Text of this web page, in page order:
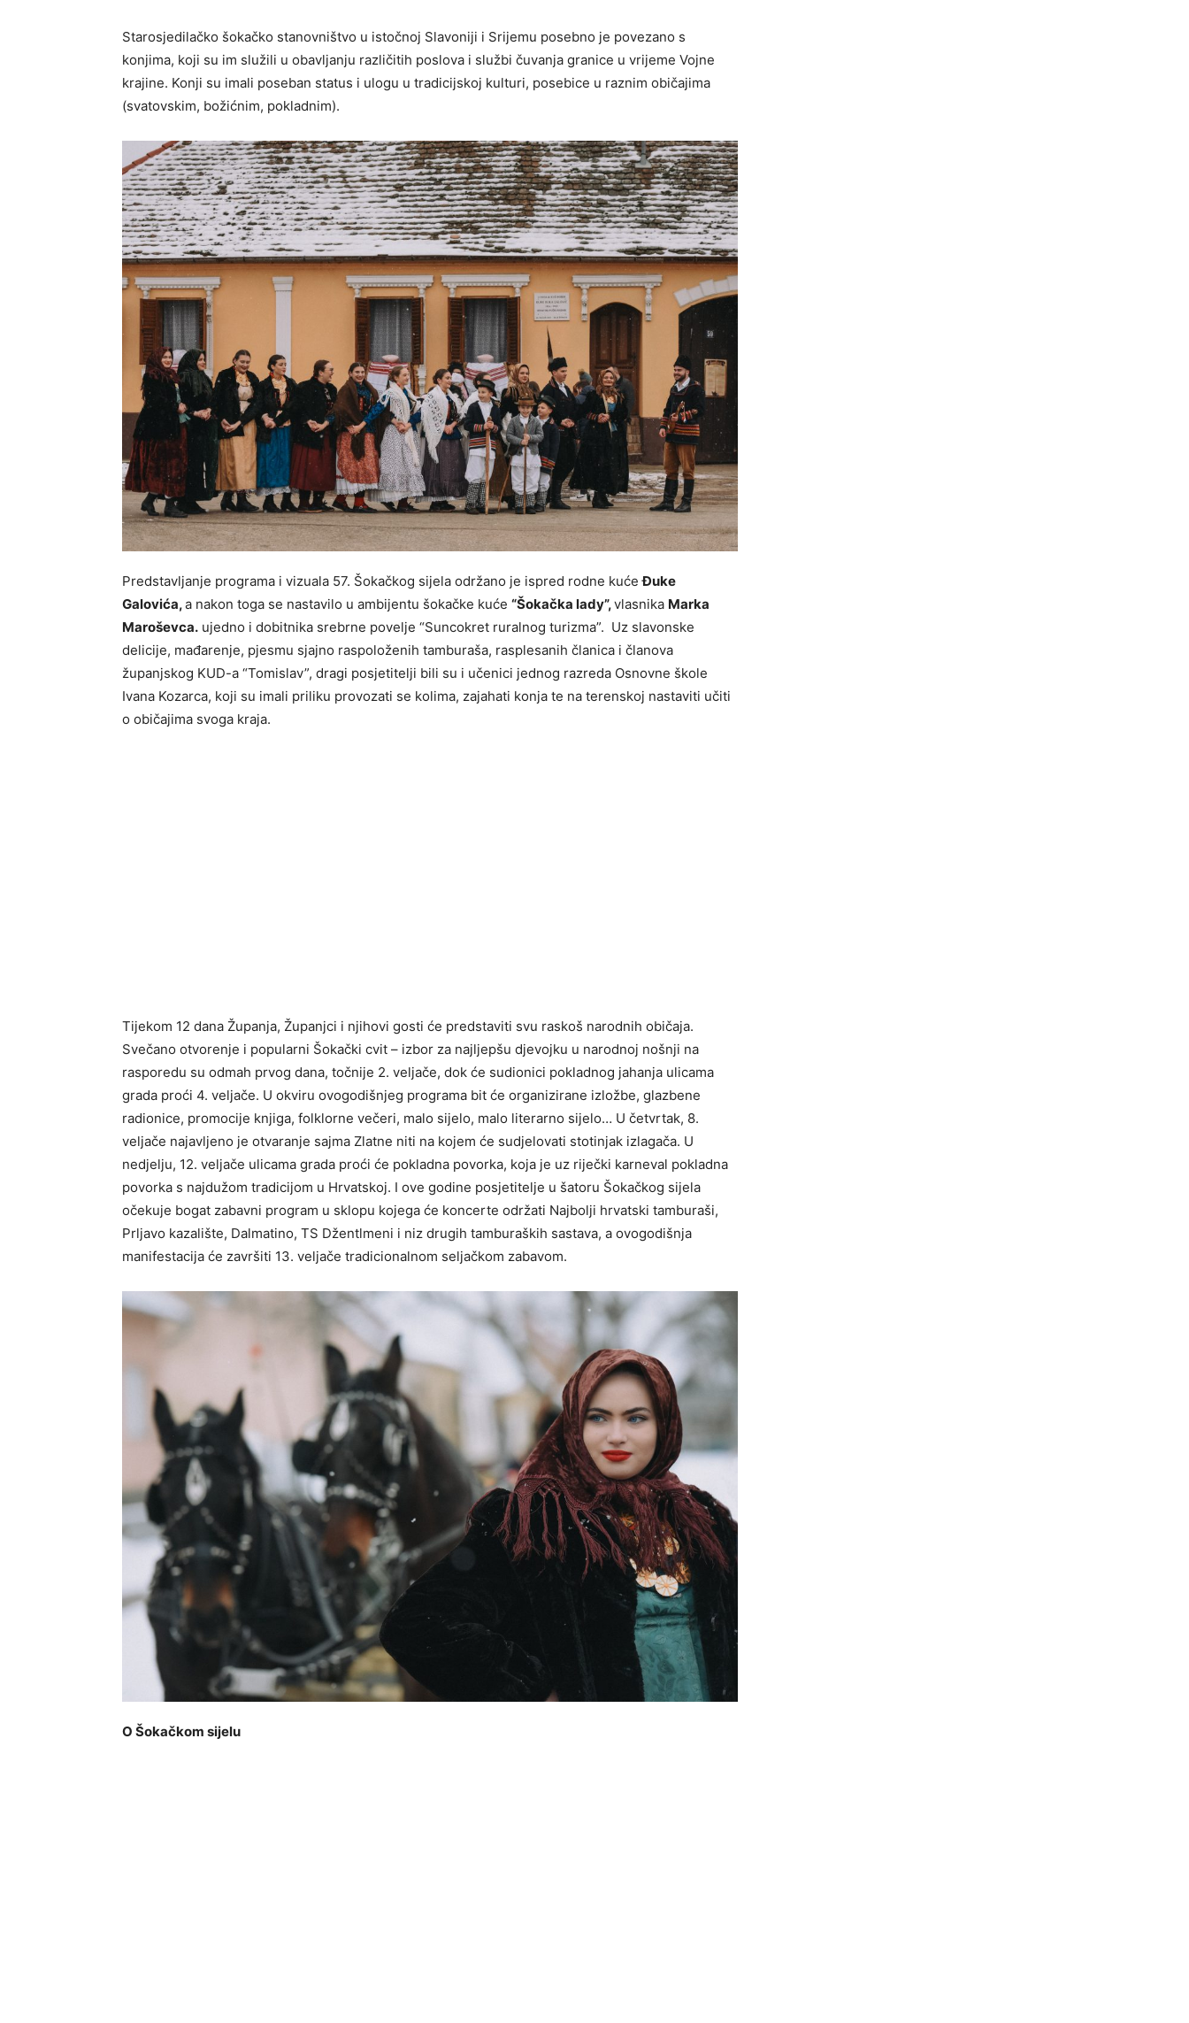
Starosjedilačko šokačko stanovništvo u istočnoj Slavoniji i Srijemu posebno je povezano s
konjima, koji su im služili u obavljanju različitih poslova i službi čuvanja granice u vrijeme Vojne
krajine. Konji su imali poseban status i ulogu u tradicijskoj kulturi, posebice u raznim običajima
(svatovskim, božićnim, pokladnim).
Predstavljanje programa i vizuala 57. Šokačkog sijela održano je ispred rodne kućeĐuke
Galovića,a nakon toga se nastavilo u ambijentu šokačke kuće “Šokačka lady”,vlasnika Marka
Maroševca. ujedno i dobitnika srebrne povelje “Suncokret ruralnog turizma”. Uz slavonske
delicije, mađarenje, pjesmu sjajno raspoloženih tamburaša, rasplesanih članica i članova
županjskog KUD-a “Tomislav”, dragi posjetitelji bili su i učenici jednog razreda Osnovne škole
Ivana Kozarca, koji su imali priliku provozati se kolima, zajahati konja te na terenskoj nastaviti učiti
o običajima svoga kraja.
Tijekom 12 dana Županja, Županjci i njihovi gosti će predstaviti svu raskoš narodnih običaja.
Svečano otvorenje i popularni Šokački cvit – izbor za najljepšu djevojku u narodnoj nošnji na
rasporedu su odmah prvog dana, točnije 2. veljače, dok će sudionici pokladnog jahanja ulicama
grada proći 4. veljače. U okviru ovogodišnjeg programa bit će organizirane izložbe, glazbene
radionice, promocije knjiga, folklorne večeri, malo sijelo, malo literarno sijelo… U četvrtak, 8.
veljače najavljeno je otvaranje sajma Zlatne niti na kojem će sudjelovati stotinjak izlagača. U
nedjelju, 12. veljače ulicama grada proći će pokladna povorka, koja je uz riječki karneval pokladna
povorka s najdužom tradicijom u Hrvatskoj. I ove godine posjetitelje u šatoru Šokačkog sijela
očekuje bogat zabavni program u sklopu kojega će koncerte održati Najbolji hrvatski tamburaši,
Prljavo kazalište, Dalmatino, TS Džentlmeni i niz drugih tamburaških sastava, a ovogodišnja
manifestacija će završiti 13. veljače tradicionalnom seljačkom zabavom.
O Šokačkom sijelu